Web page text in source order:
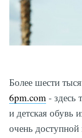
Более шести
6pm.com- здесь
и детская обувь
очень доступной